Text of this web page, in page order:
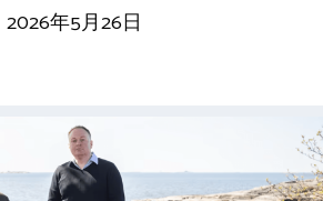
2026年5月26日